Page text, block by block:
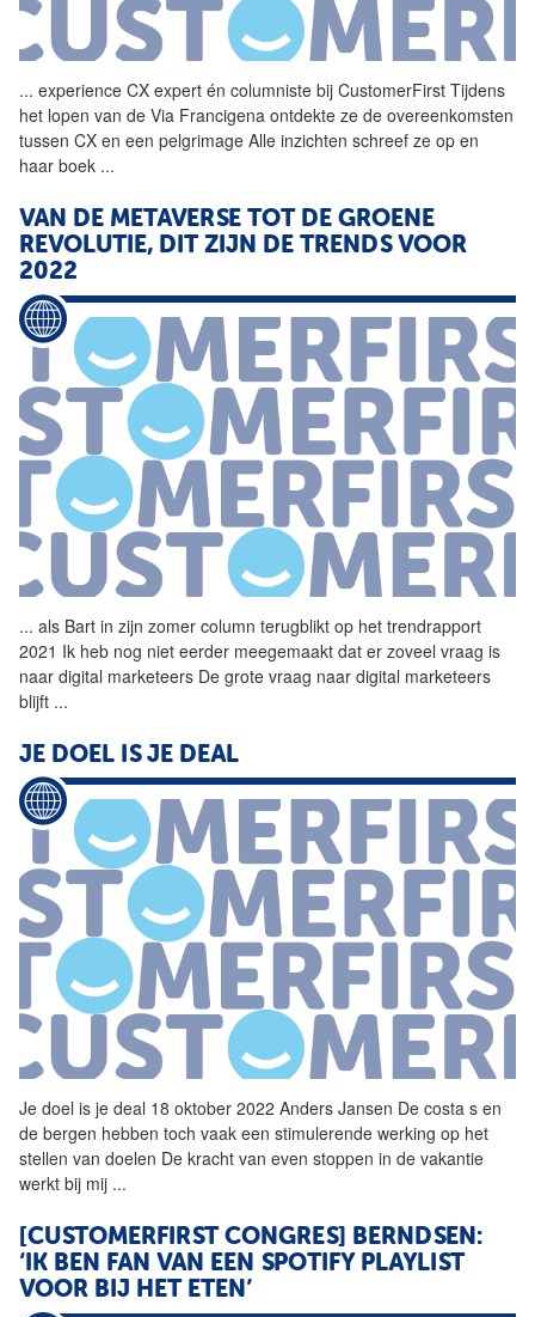
... experience CX expert én columniste bij CustomerFirst Tijdens
het lopen van de Via Francigena ontdekte ze de overeenkomsten
tussen CX en een pelgrimage Alle inzichten schreef ze op en
haar boek ...
VAN DE METAVERSE TOT DE GROENE
REVOLUTIE, DIT ZIJN DE TRENDS VOOR
2022
... als Bart in zijn zomer column terugblikt op het trendrapport
2021 Ik heb nog niet eerder meegemaakt dat er zoveel vraag is
naar digital marketeers De grote vraag naar digital marketeers
blijft ...
JE DOEL IS JE DEAL
Je doel is je deal 18 oktober 2022 Anders Jansen De costa s en
de bergen hebben toch vaak een stimulerende werking op het
stellen van doelen De kracht van even stoppen in de vakantie
werkt bij mij ...
[CUSTOMERFIRST CONGRES] BERNDSEN:
‘IK BEN FAN VAN EEN SPOTIFY PLAYLIST
VOOR BIJ HET ETEN’